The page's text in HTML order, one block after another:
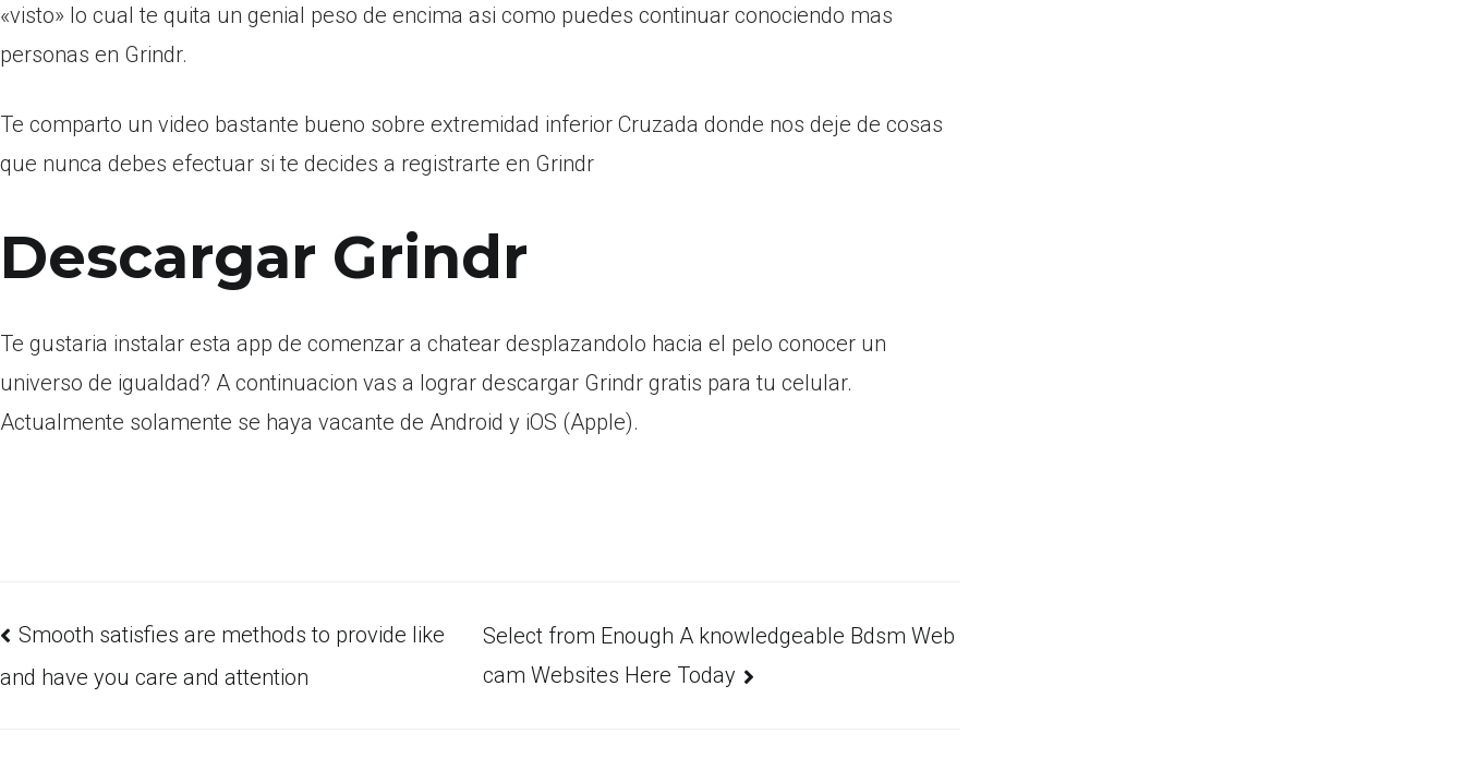
«visto» lo cual te quita un genial peso de encima asi­ como puedes continuar conociendo mas
personas en Grindr.
Te comparto un video bastante bueno sobre extremidad inferior Cruzada donde nos deje de cosas
que nunca debes efectuar si te decides a registrarte en Grindr
Descargar Grindr
Te gustaria instalar esta app de comenzar a chatear desplazandolo hacia el pelo conocer un
universo de igualdad? A continuacion vas a lograr descargar Grindr gratis para tu celular.
Actualmente solamente se haya vacante de Android y iOS (Apple).
Smooth satisfies are methods to provide like
and have you care and attention
Select from Enough A knowledgeable Bdsm Web
cam Websites Here Today